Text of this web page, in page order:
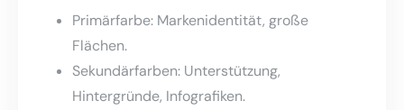
Primärfarbe: Markenidentität, große
Flächen.
Sekundärfarben: Unterstützung,
Hintergründe, Infografiken.